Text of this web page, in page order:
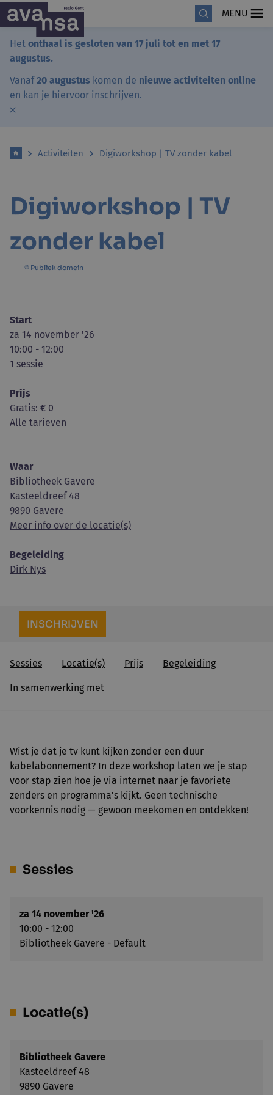
MENU
Het onthaal is gesloten van 17 juli tot en met 17
augustus.
Vanaf20 augustus komen de nieuwe activiteiten online
en kan je hiervoor inschrijven.
Activiteiten Digiworkshop | TV zonder kabel
Digiworkshop | TV
zonder kabel
© Publiek domein
Start
za 14 november '26
10:00 - 12:00
1 sessie
Prijs
Gratis: € 0
Alle tarieven
Waar
Bibliotheek Gavere
Kasteeldreef 48
9890 Gavere
Meer info over de locatie(s)
Begeleiding
Dirk Nys
INSCHRIJVEN
Sessies Locatie(s) Prijs Begeleiding
In samenwerking met
Wist je dat je tv kunt kijken zonder een duur
kabelabonnement? In deze workshop laten we je stap
voor stap zien hoe je via internet naar je favoriete
zenders en programma's kijkt. Geen technische
voorkennis nodig — gewoon meekomen en ontdekken!
Sessies
za 14 november '26
10:00 - 12:00
Bibliotheek Gavere - Default
Locatie(s)
Bibliotheek Gavere
Kasteeldreef 48
9890 Gavere